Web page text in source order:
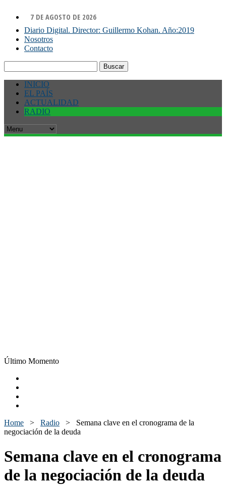
7 DE AGOSTO DE 2026
Diario Digital. Director: Guillermo Kohan. Año:2019
Nosotros
Contacto
INICIO
EL PAÍS
ACTUALIDAD
RADIO
Último Momento
Home > Radio > Semana clave en el cronograma de la
negociación de la deuda
Semana clave en el cronograma
de la negociación de la deuda